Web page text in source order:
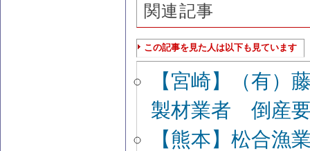
関連記事
この記事を見た人は以下も見ています
【宮崎】（有
製材業者 倒産
【熊本】松合漁